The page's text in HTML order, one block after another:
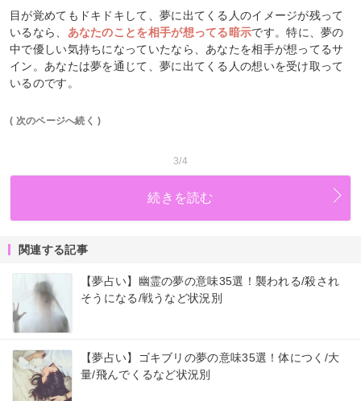
目が覚めてもドキドキして、夢に出てくる人のイメージが残って
いるなら、 あなたのことを相手が想ってる暗示です。特に、夢の
中で優しい気持ちになっていたなら、あなたを相手が想ってるサ
イン。あなたは夢を通じて、夢に出てくる人の想いを受け取って
いるのです。
( 次のページへ続く )
3/4
続きを読む
関連する記事
【夢占い】幽霊の夢の意味35選！襲われる/殺され
そうになる/戦うなど状況別
【夢占い】ゴキブリの夢の意味35選！体につく/大
量/飛んでくるなど状況別